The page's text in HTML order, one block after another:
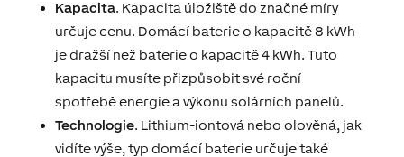
Kapacita. Kapacita úložiště do značné míry
určuje cenu. Domácí baterie o kapacitě 8 kWh
je dražší než baterie o kapacitě 4 kWh. Tuto
kapacitu musíte přizpůsobit své roční
spotřebě energie a výkonu solárních panelů.
Technologie. Lithium-iontová nebo olověná, jak
vidíte výše, typ domácí baterie určuje také